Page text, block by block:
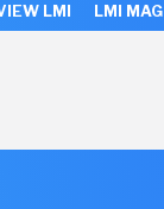
LMI LMI MAG